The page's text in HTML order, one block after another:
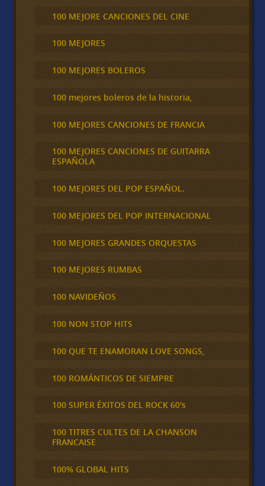
100 MEJORE CANCIONES DEL CINE
100 MEJORES
100 MEJORES BOLEROS
100 mejores boleros de la historia,
100 MEJORES CANCIONES DE FRANCIA
100 MEJORES CANCIONES DE GUITARRA
ESPAÑOLA
100 MEJORES DEL POP ESPAÑOL.
100 MEJORES DEL POP INTERNACIONAL
100 MEJORES GRANDES ORQUESTAS
100 MEJORES RUMBAS
100 NAVIDEÑOS
100 NON STOP HITS
100 QUE TE ENAMORAN LOVE SONGS,
100 ROMÁNTICOS DE SIEMPRE
100 SUPER ÉXITOS DEL ROCK 60's
100 TITRES CULTES DE LA CHANSON
FRANCAISE
100% GLOBAL HITS